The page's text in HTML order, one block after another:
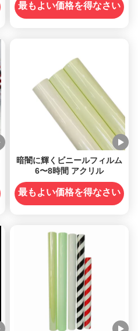
ル フィルム 飾り付け用
最もよい価格を得なさい
暗闇に輝くビニールフィルム
6〜8時間 アクリル
最もよい価格を得なさい